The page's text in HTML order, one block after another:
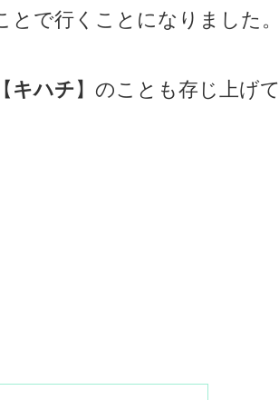
とで行くことになりました。
キハチ】のことも存じ上げて